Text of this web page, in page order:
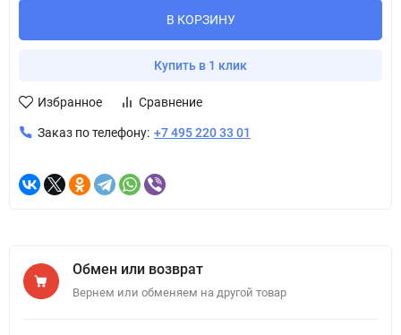
В КОРЗИНУ
Купить в 1 клик
Избранное Сравнение
Заказ по телефону: +7 495 220 33 01
Обмен или возврат
Вернем или обменяем на другой товар